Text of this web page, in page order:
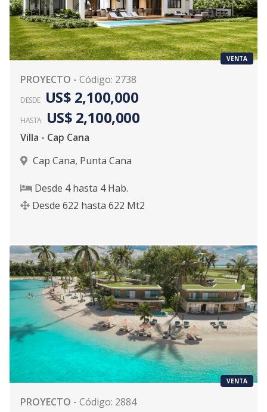
VENTA
PROYECTO - Código: 2738
DESDE US$ 2,100,000
HASTA US$ 2,100,000
Villa - Cap Cana
Cap Cana, Punta Cana
Desde 4 hasta 4Hab.
Desde 622 hasta 622 Mt2
VENTA
PROYECTO - Código: 2884